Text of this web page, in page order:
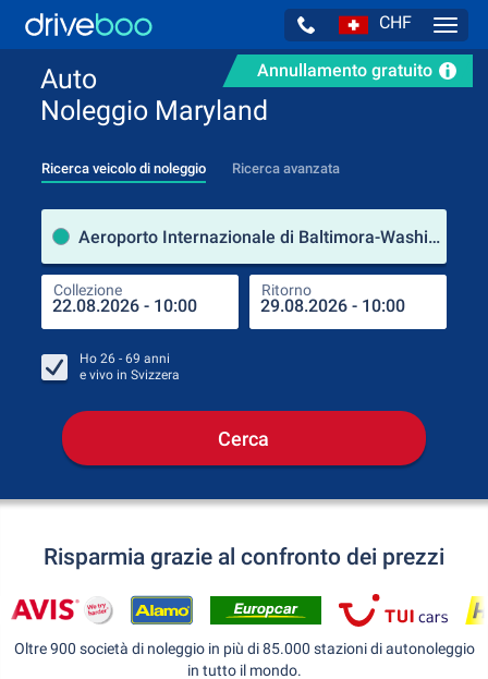
CHF
Annullamento gratuito
Auto
Noleggio Maryland
Ricerca veicolo di noleggio Ricerca avanzata
Aeroporto Internazionale di Baltimora-Washington Thurgood Marshall (Maryland / Stati Uniti d'America)
Collezione Ritorno
Ho 26 - 69 anni
e vivo in Svizzera
Cerca
Risparmia grazie al confronto dei prezzi
Oltre 900 società di noleggio in più di 85.000 stazioni di autonoleggio
in tutto il mondo.